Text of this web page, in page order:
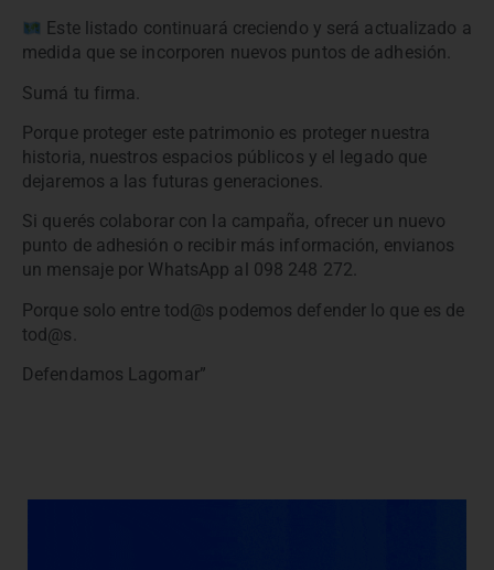
Este listado continuará creciendo y será actualizado a
medida que se incorporen nuevos puntos de adhesión.
Sumá tu firma.
Porque proteger este patrimonio es proteger nuestra
historia, nuestros espacios públicos y el legado que
dejaremos a las futuras generaciones.
Si querés colaborar con la campaña, ofrecer un nuevo
punto de adhesión o recibir más información, envianos
un mensaje por WhatsApp al 098 248 272.
Porque solo entre tod@s podemos defender lo que es de
tod@s.
Defendamos Lagomar”